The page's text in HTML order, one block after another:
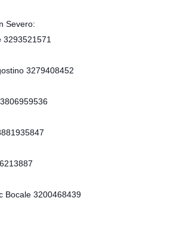
Severo:
3293521571
3279408452
Bocale 3200468439